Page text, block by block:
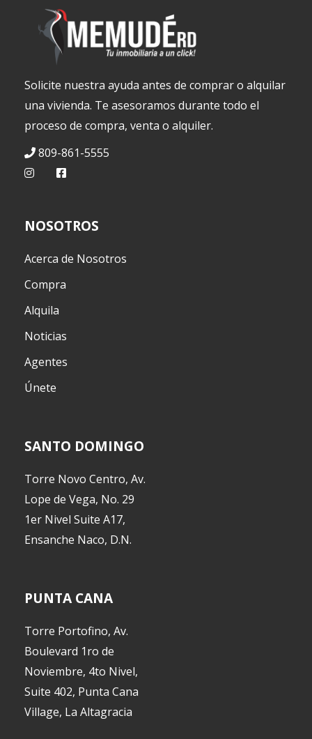
Solicite nuestra ayuda antes de comprar o alquilar
una vivienda. Te asesoramos durante todo el
proceso de compra, venta o alquiler.
809-861-5555
NOSOTROS
Acerca de Nosotros
Compra
Alquila
Noticias
Agentes
Únete
SANTO DOMINGO
Torre Novo Centro, Av.
Lope de Vega, No. 29
1er Nivel Suite A17,
Ensanche Naco, D.N.
PUNTA CANA
Torre Portofino, Av.
Boulevard 1ro de
Noviembre, 4to Nivel,
Suite 402, Punta Cana
Village, La Altagracia